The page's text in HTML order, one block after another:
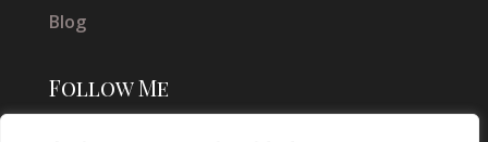
Blog
Follow Me